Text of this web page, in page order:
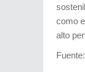
como
alto